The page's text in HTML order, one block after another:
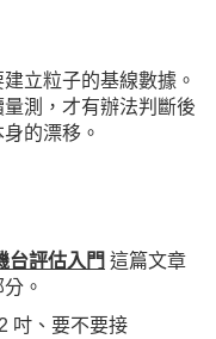
立粒子的基線數據。
測，才有辦法判斷後
的漂移。
台評估入門 這篇文章
。
吋、要不要接